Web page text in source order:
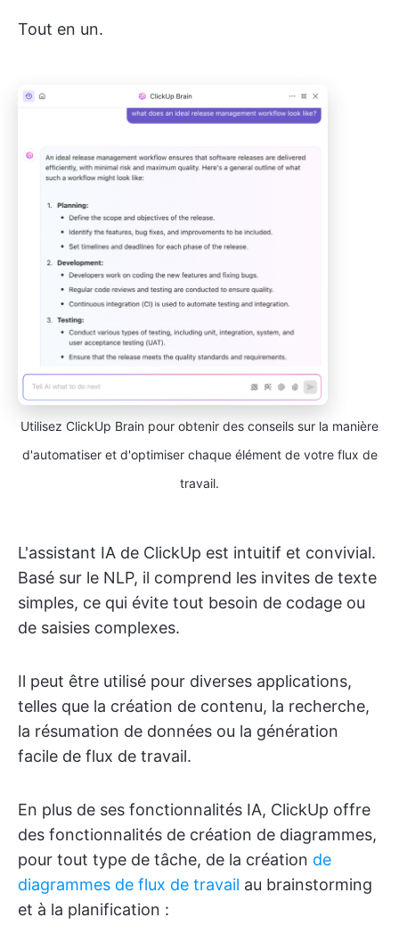
Tout en un.
Utilisez ClickUp Brain pour obtenir des conseils sur la manière
d'automatiser et d'optimiser chaque élément de votre flux de
travail.
L'assistant IA de ClickUp est intuitif et convivial.
Basé sur le NLP, il comprend les invites de texte
simples, ce qui évite tout besoin de codage ou
de saisies complexes.
Il peut être utilisé pour diverses applications,
telles que la création de contenu, la recherche,
la résumation de données ou la génération
facile de flux de travail.
En plus de ses fonctionnalités IA, ClickUp offre
des fonctionnalités de création de diagrammes,
pour tout type de tâche, de la création de
diagrammes de flux de travail au brainstorming
et à la planification :